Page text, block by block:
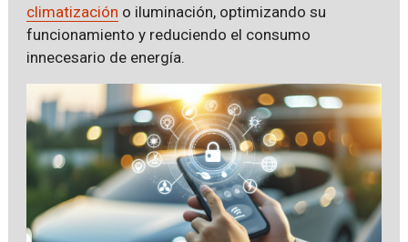
climatización o iluminación, optimizando su
funcionamiento y reduciendo el consumo
innecesario de energía.